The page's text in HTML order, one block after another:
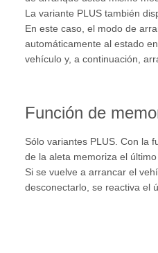
La variante PLUS también
En este caso, el modo de
automáticamente al estado
vehículo y, a continuación,
Función de
Sólo variantes PLUS. Con la
de la aleta memoriza el
Si se vuelve a arrancar el
desconectarlo, se reactiva el